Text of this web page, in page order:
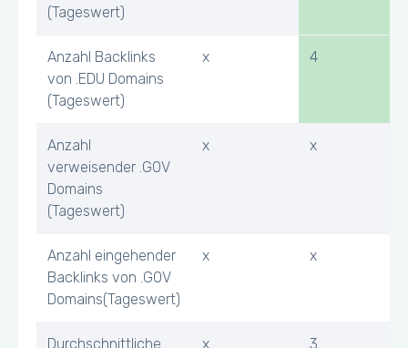
(Tageswert)
Anzahl Backlinks
von .EDU Domains
(Tageswert)
x 4
Anzahl
verweisender .GOV
Domains
(Tageswert)
x x
Anzahl eingehender
Backlinks von .GOV
Domains(Tageswert)
x x
Durchschnittliche
x 3